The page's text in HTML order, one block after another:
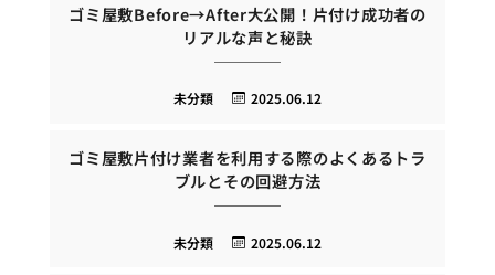
ゴミ屋敷Before→After大公開！片付け成功者の
リアルな声と秘訣
2025.06.12
未分類
ゴミ屋敷片付け業者を利用する際のよくあるトラ
ブルとその回避方法
2025.06.12
未分類